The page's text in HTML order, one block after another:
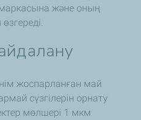
және оның
жоспарланған май
сүзгілерін орнату
мөлшері 1 мкм